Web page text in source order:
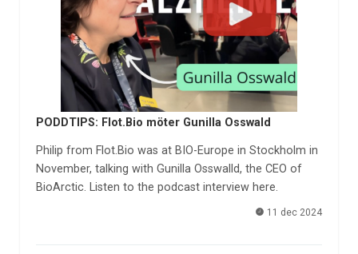
PODDTIPS: Flot.Bio möter Gunilla Osswald
Philip from Flot.Bio was at BIO-Europe in Stockholm in
November, talking with Gunilla Osswalld, the CEO of
BioArctic. Listen to the podcast interview here.
11 dec 2024